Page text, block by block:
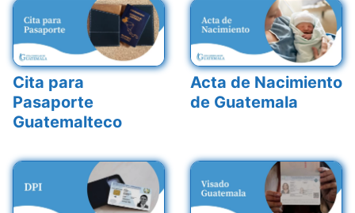
Cita para
Pasaporte
Guatemalteco
Acta de Nacimiento
de Guatemala